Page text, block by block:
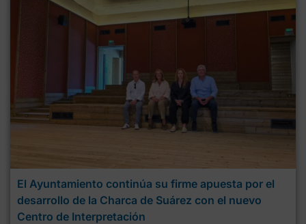
El Ayuntamiento continúa su firme apuesta por el
desarrollo de la Charca de Suárez con el nuevo
Centro de Interpretación